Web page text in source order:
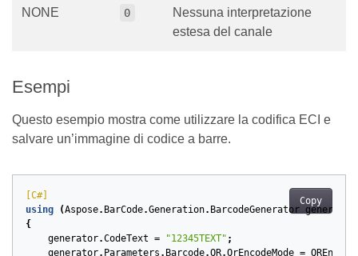
NONE 0
Nessuna interpretazione
estesa del canale
Esempi
Questo esempio mostra come utilizzare la codifica ECI e
salvare un’immagine di codice a barre.
Copy
[C#]
using
(Aspose. BarCode.Generation. BarcodeGenerator generator
{
generator.CodeText = "12345TEXT" ;
generator. Parameters . Barcode.QR.QrEncodeMode =